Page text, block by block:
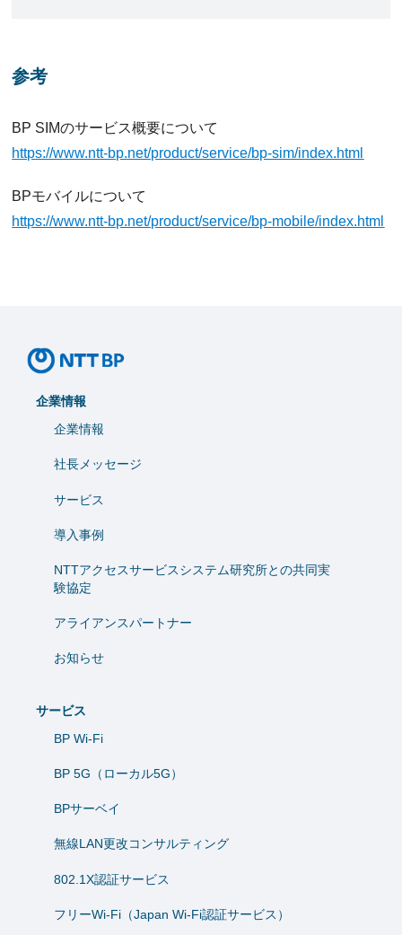
参考
BP SIMのサービス概要について
https://www.ntt-bp.net/product/service/bp-sim/index.html
BPモバイルについて
https://www.ntt-bp.net/product/service/bp-mobile/index.html
企業情報
企業情報
社長メッセージ
サービス
導入事例
NTTアクセスサービスシステム研究所との共同実
験協定
アライアンスパートナー
お知らせ
サービス
BP Wi-Fi
BP 5G（ローカル5G）
BPサーベイ
無線LAN更改コンサルティング
802.1X認証サービス
フリーWi-Fi（Japan Wi-Fi認証サービス）